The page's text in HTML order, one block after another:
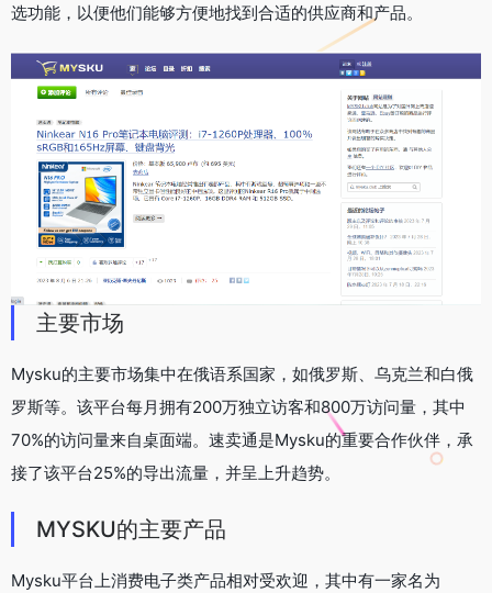
选功能，以便他们能够方便地找到合适的供应商和产品。
主要市场
Mysku的主要市场集中在俄语系国家，如俄罗斯、乌克兰和白俄
罗斯等。该平台每月拥有200万独立访客和800万访问量，其中
70%的访问量来自桌面端。速卖通是Mysku的重要合作伙伴，承
接了该平台25%的导出流量，并呈上升趋势。
MYSKU的主要产品
Mysku平台上消费电子类产品相对受欢迎，其中有一家名为